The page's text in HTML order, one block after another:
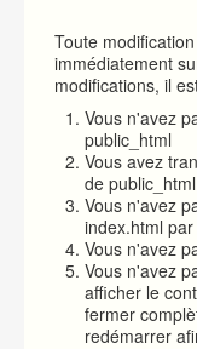
Toute
immédiatement
modifications, il
Vous n'avez
public_html
Vous avez
de public_html
Vous n'avez
index.html
Vous n'avez
Vous n'avez
afficher le
fermer
redémarrer